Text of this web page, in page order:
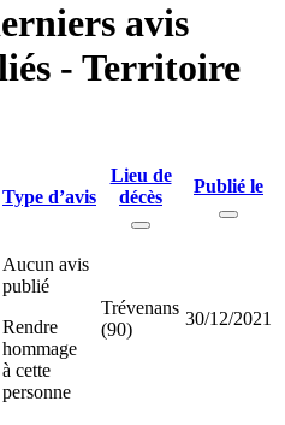
avis
- Territoire
Type d’avis
Lieu de
décès
Publié le
Aucun avis
publié
Rendre
hommage
à cette
personne
Trévenans
(90)
30/12/2021